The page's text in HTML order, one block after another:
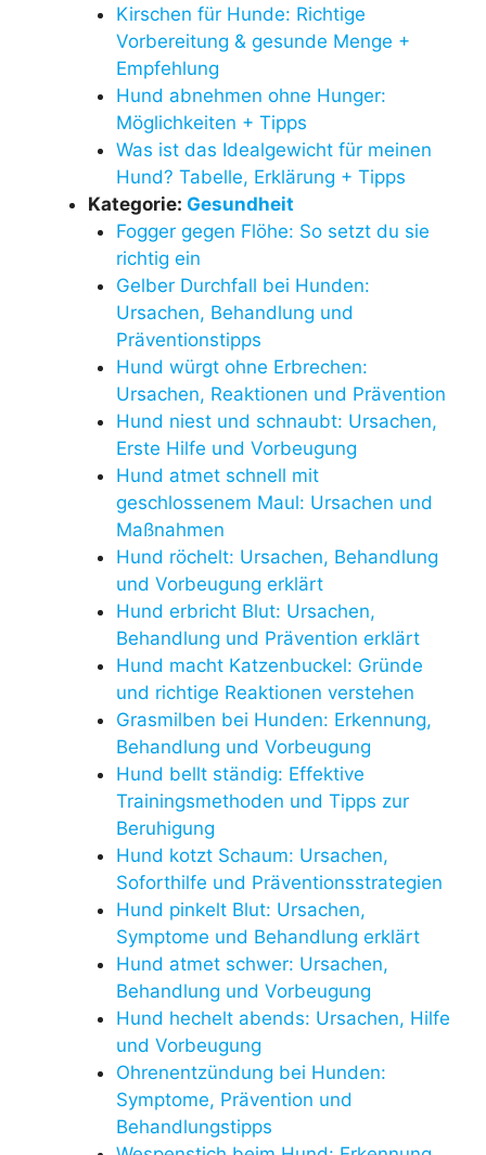
Kirschen für Hunde: Richtige
Vorbereitung & gesunde Menge +
Empfehlung
Hund abnehmen ohne Hunger:
Möglichkeiten + Tipps
Was ist das Idealgewicht für meinen
Hund? Tabelle, Erklärung + Tipps
Kategorie: Gesundheit
Fogger gegen Flöhe: So setzt du sie
richtig ein
Gelber Durchfall bei Hunden:
Ursachen, Behandlung und
Präventionstipps
Hund würgt ohne Erbrechen:
Ursachen, Reaktionen und Prävention
Hund niest und schnaubt: Ursachen,
Erste Hilfe und Vorbeugung
Hund atmet schnell mit
geschlossenem Maul: Ursachen und
Maßnahmen
Hund röchelt: Ursachen, Behandlung
und Vorbeugung erklärt
Hund erbricht Blut: Ursachen,
Behandlung und Prävention erklärt
Hund macht Katzenbuckel: Gründe
und richtige Reaktionen verstehen
Grasmilben bei Hunden: Erkennung,
Behandlung und Vorbeugung
Hund bellt ständig: Effektive
Trainingsmethoden und Tipps zur
Beruhigung
Hund kotzt Schaum: Ursachen,
Soforthilfe und Präventionsstrategien
Hund pinkelt Blut: Ursachen,
Symptome und Behandlung erklärt
Hund atmet schwer: Ursachen,
Behandlung und Vorbeugung
Hund hechelt abends: Ursachen, Hilfe
und Vorbeugung
Ohrenentzündung bei Hunden:
Symptome, Prävention und
Behandlungstipps